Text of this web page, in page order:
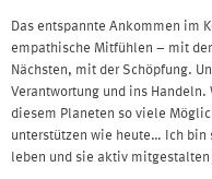
Das entspannte Ankommen im
empathische Mitfühlen – mit
Nächsten, mit der Schöpfung.
Verantwortung und ins
diesem Planeten so viele
unterstützen wie heute… Ich
leben und sie aktiv